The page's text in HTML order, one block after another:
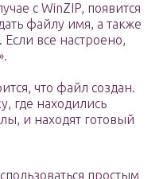
с WinZIP, появится
файлу имя, а также
все настроено,
что файл создан.
где находились
и находят готовый
простым